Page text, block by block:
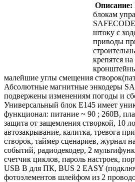
Описание:
блокам
штоку с
приводы
крепятся
малейшие углы смещения
Абсолютные магнитные энкодеры
подвержены изменениям погоды и
Универсальный блок Е145 имеет
функционал: питание ~ 90 ; 260В,
защита от защемления створкой, 10
автозакрывание, калитка, тревога
створок, таймер сценариев, журнал
событий, радиодекодер, 2
счетчик циклов, пароль настроек,
USB B для ПК, BUS 2 EASY
фотоэлементов шлейфом из 2